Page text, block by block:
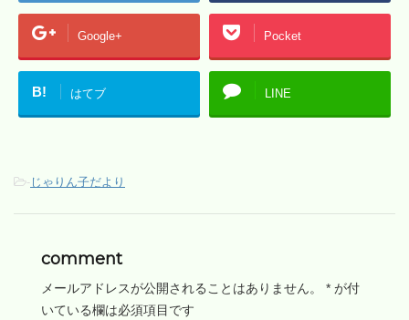
Google+ Pocket
B! はてブ LINE
- じゃりん子だより
comment
メールアドレスが公開されることはありません。 * が付
いている欄は必須項目です